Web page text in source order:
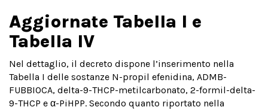
Aggiornate Tabella I e
Tabella IV
Nel dettaglio, il decreto dispone l’inserimento nella
Tabella I delle sostanze N-propil efenidina, ADMB-
FUBBIOCA, delta-9-THCP-metilcarbonato, 2-formil-delta-
9-THCP e α-PiHPP. Secondo quanto riportato nella